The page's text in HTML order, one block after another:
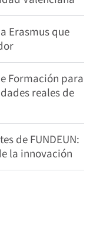
Erasmus que
Formación para
reales de
de FUNDEUN:
la innovación